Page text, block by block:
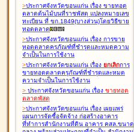
>ประกาศจังหวัดขอนแก่น เรื่อง ขายทอด
ตลาดต้นไม้บนที่ราชพัสดุ แปลงหมายเลข
ทะเบียน ที่ ขก.1849(บางส่วน)โดยวิธีขาย
ทอดตลาด
>ประกาศจังหวัดขอนแก่น เรื่อง การขาย
ทอดตลาดครุภัณฑ์ที่ชำรุดและหมดความ
จำเป็นในการใช้งาน
>ประกาศจังหวัดขอนแก่น เรื่อง ยกเลิกการ
ขายทอดตลาดครุภัณฑ์ที่ชำรุดและหมด
ความจำเป็นในการใช้งาน
> ประกาศจังหวัดขอนแก่น เรื่อง ขายทอด
ตลาดพัสดุ
>ประกาศจังหวัดขอนแก่น เรื่อง เผยแพร่
แผนการจัดซื้อจัดจ้าง ก่อสร้างอาคาร
ที่ทำการสำนักงานที่ดิน อาคาร คสล.ขนาด